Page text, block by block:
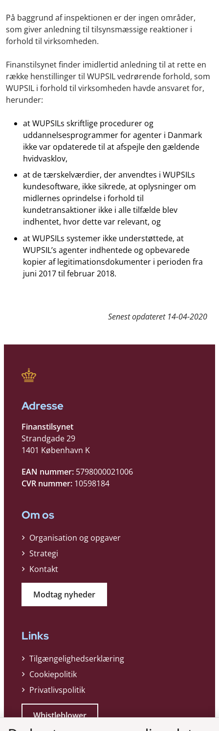
På baggrund af inspektionen er der ingen områder,
som giver anledning til tilsynsmæssige reaktioner i
forhold til virksomheden.
Finanstilsynet finder imidlertid anledning til at rette en
række henstillinger til WUPSIL vedrørende forhold, som
WUPSIL i forhold til virksomheden havde ansvaret for,
herunder:
at WUPSILs skriftlige procedurer og
uddannelsesprogrammer for agenter i Danmark
ikke var opdaterede til at afspejle den gældende
hvidvasklov,
at de tærskelværdier, der anvendtes i WUPSILs
kundesoftware, ikke sikrede, at oplysninger om
midlernes oprindelse i forhold til
kundetransaktioner ikke i alle tilfælde blev
indhentet, hvor dette var relevant, og
at WUPSILs systemer ikke understøttede, at
WUPSIL’s agenter indhentede og opbevarede
kopier af legitimationsdokumenter i perioden fra
juni 2017 til februar 2018.
Senest opdateret 14-04-2020
Adresse
Finanstilsynet
Strandgade 29
1401 København K
EAN nummer: 5798000021006
CVR nummer: 10598184
Om os
Organisation og opgaver
Strategi
Kontakt
Modtag nyheder
Links
Tilgængelighedserklæring
Cookiepolitik
Privatlivspolitik
Whistleblower